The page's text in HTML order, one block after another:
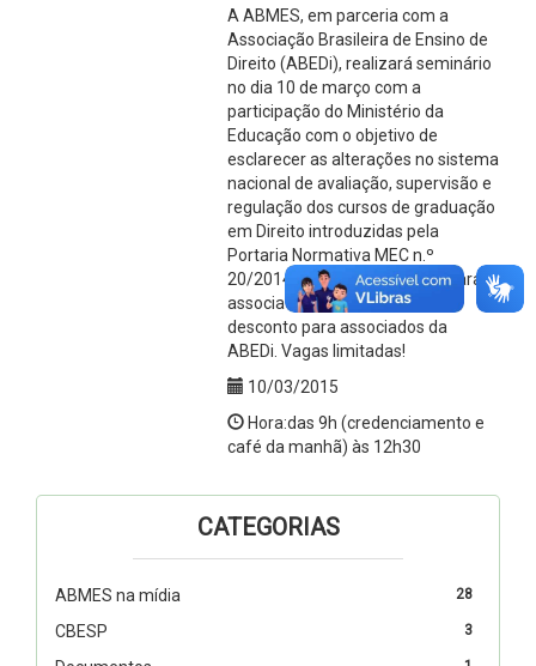
A ABMES, em parceria com a
Associação Brasileira de Ensino de
Direito (ABEDi), realizará seminário
no dia 10 de março com a
participação do Ministério da
Educação com o objetivo de
esclarecer as alterações no sistema
nacional de avaliação, supervisão e
regulação dos cursos de graduação
em Direito introduzidas pela
Portaria Normativa MEC n.º
20/2014. O evento é gratuito para
associados da ABMES e tem
desconto para associados da
ABEDi. Vagas limitadas!
10/03/2015
Hora:das 9h (credenciamento e
café da manhã) às 12h30
CATEGORIAS
28
ABMES na mídia
3
CBESP